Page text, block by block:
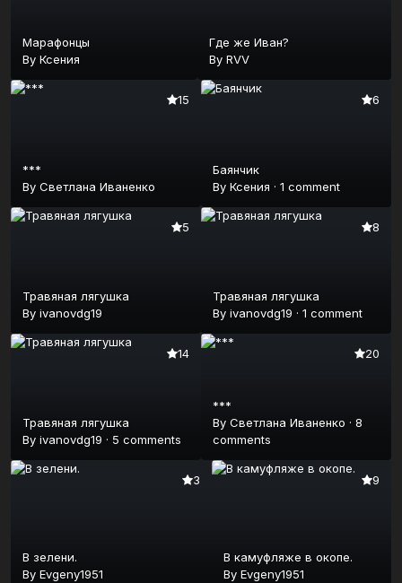
Марафонцы
By Ксения
Где же Иван?
By RVV
15
***
By Светлана Иваненко
6
Баянчик
ByКсения ·1 comment
5
Травяная лягушка
By ivanovdg19
8
Травяная лягушка
By ivanovdg19 · 1 comment
14
Травяная лягушка
By ivanovdg19 · 5 comments
20
***
By Светлана Иваненко · 8
comments
3
В зелени.
By Evgeny1951
9
В камуфляже в окопе.
ByEvgeny1951